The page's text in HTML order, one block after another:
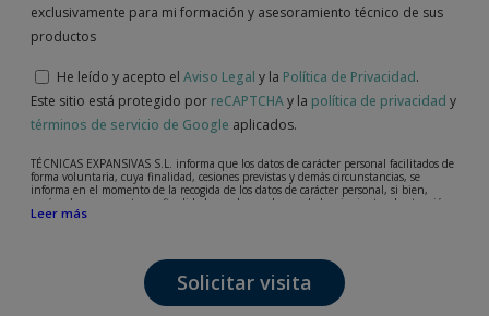
exclusivamente para mi formación y asesoramiento técnico de sus
productos
He leído y acepto el Aviso Legal y la Política de Privacidad.
Este sitio está protegido por reCAPTCHAy la política de privacidad y
términos de servicio de Google aplicados.
TÉCNICAS EXPANSIVAS S.L. informa que los datos de carácter personal facilitados de
forma voluntaria, cuya finalidad, cesiones previstas y demás circunstancias, se
informa en el momento de la recogida de los datos de carácter personal, si bien,
según el caso concreto, su finalidad, puede ser alguna de las siguientes, la atención a
su solicitud, queja o duda planteada, mantenimiento de la relación establecida, la
Los datos incorporados a nuestros ficheros son absolutamente confidenciales y serán
tratados con la máxima confidencialidad y cumpliendo todos los requisitos que obliga
el Reglamento General de Protección de Datos (RGPD) de 27 de abril de 2016. Los
Leer más
Solicitar visita